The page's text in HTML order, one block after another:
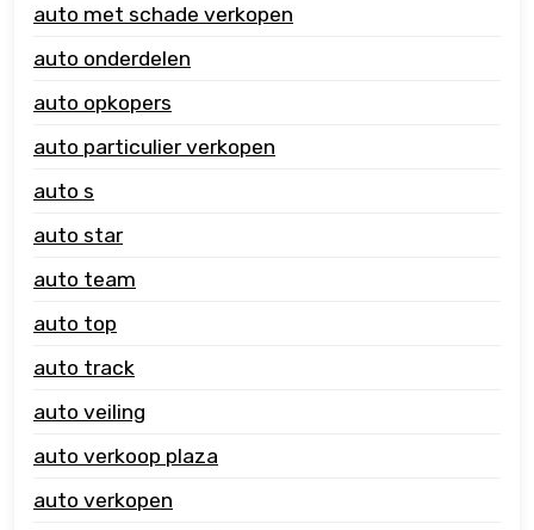
auto met schade verkopen
auto onderdelen
auto opkopers
auto particulier verkopen
auto s
auto star
auto team
auto top
auto track
auto veiling
auto verkoop plaza
auto verkopen